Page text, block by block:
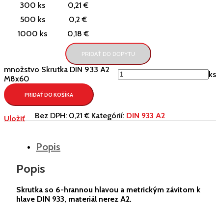
300 ks
0,21 €
500 ks
0,2 €
1000 ks
0,18 €
PRIDAŤ DO DOPYTU
množstvo Skrutka DIN 933 A2
M8x60
ks
PRIDAŤ DO KOŠÍKA
Uložiť Bez DPH: 0,21 € Kategórií: DIN 933 A2
Popis
Popis
Skrutka so 6-hrannou hlavou a metrickým závitom k
hlave DIN 933, materiál nerez A2.